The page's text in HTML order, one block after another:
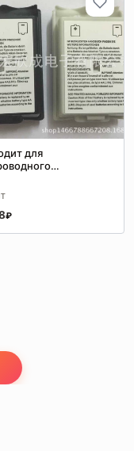
для
XBOX360,
крышка для
отсека
₽